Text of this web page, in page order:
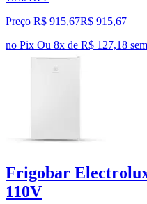
Preço R$ 915,67R$ 915,67
no Pix Ou 8x de R$ 127,18
Frigobar
110V